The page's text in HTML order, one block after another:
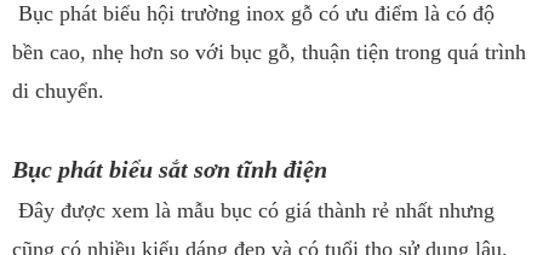
Bục phát biểu hội trường inox gỗ có ưu điểm là có độ
bền cao, nhẹ hơn so với bục gỗ, thuận tiện trong quá trình
di chuyển.
Bục phát biểu sắt sơn tĩnh điện
Đây được xem là mẫu bục có giá thành rẻ nhất nhưng
cũng có nhiều kiểu dáng đẹp và có tuổi thọ sử dụng lâu.